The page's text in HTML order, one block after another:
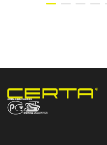
НПП «СПЕКТР» ЗАВОД ЛАКОКРАСОЧНЫХ МАТЕРИАЛОВ